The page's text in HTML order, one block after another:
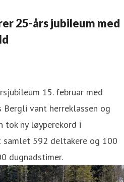
25-års jubileum med
15. februar med
vant herreklassen og
tok ny løyperekord i
samlet 592 deltakere og 100
dugnadstimer.